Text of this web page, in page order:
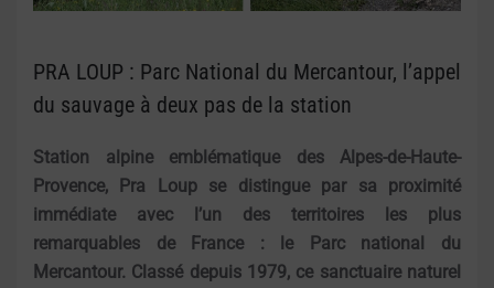
PRA LOUP : Parc National du Mercantour, l’appel
du sauvage à deux pas de la station
Station alpine emblématique des Alpes-de-Haute-
Provence, Pra Loup se distingue par sa proximité
immédiate avec l’un des territoires les plus
remarquables de France : le Parc national du
Mercantour. Classé depuis 1979, ce sanctuaire naturel